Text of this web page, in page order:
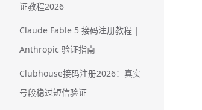
证教程2026
Claude Fable 5 接码注册教程 |
Anthropic 验证指南
Clubhouse接码注册2026：真实
号段稳过短信验证